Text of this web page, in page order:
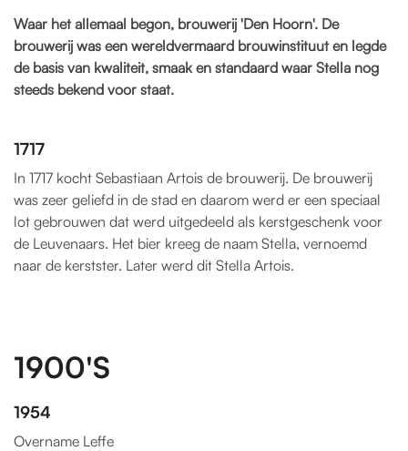
Waar het allemaal begon, brouwerij 'Den Hoorn'. De
brouwerij was een wereldvermaard brouwinstituut en legde
de basis van kwaliteit, smaak en standaard waar Stella nog
steeds bekend voor staat.
1717
In 1717 kocht Sebastiaan Artois de brouwerij. De brouwerij
was zeer geliefd in de stad en daarom werd er een speciaal
lot gebrouwen dat werd uitgedeeld als kerstgeschenk voor
de Leuvenaars. Het bier kreeg de naam Stella, vernoemd
naar de kerstster. Later werd dit Stella Artois.
1900'S
1954
Overname Leffe